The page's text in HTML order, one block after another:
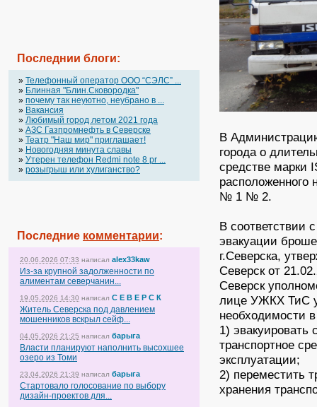
Последнии блоги:
» Телефонный оператор OOO “СЭЛС” ...
» Блинная "Блин.Сковородка"
» почему так неуютно, неубрано в ...
» Вакансия
» Любимый город летом 2021 года
» АЗС Газпромнефть в Северске
» Театр "Наш мир" приглашает!
» Новогодняя минута славы
» Утерен телефон Redmi note 8 pr ...
» розыгрыш или хулиганство?
Последние комментарии:
20.06.2026 07:33 написал alex33kaw
Из-за крупной задолженности по
алиментам северчанин...
19.05.2026 14:30 написал С Е В Е Р С К
Житель Северска под давлением
мошенников вскрыл сейф...
04.05.2026 21:25 написал барыга
Власти планируют наполнить высохшее
озеро из Томи
23.04.2026 21:39 написал барыга
Стартовало голосование по выбору
дизайн-проектов для...
В
города о
средстве марки
№ 1 № 2.
В соответствии
эвакуации
г.Северска,
Северск от
Северск
лице УЖКХ ТиС
необходимости
1)
транспортное
эксплуатации;
2) переместить
хранения